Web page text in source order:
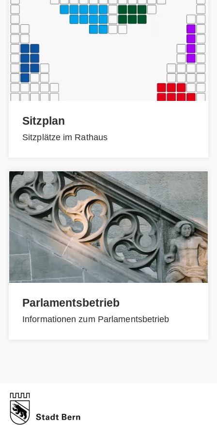
Sitzplan
Sitzplätze im Rathaus
Parlamentsbetrieb
Informationen zum Parlamentsbetrieb